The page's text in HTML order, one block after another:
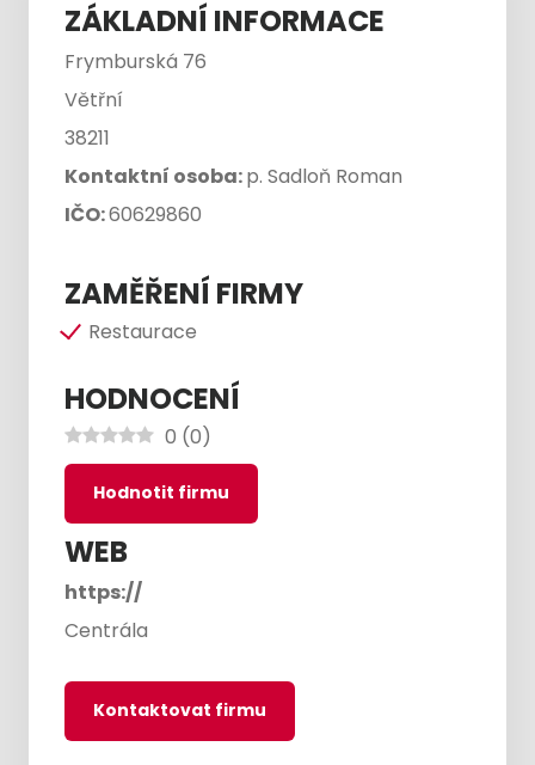
ZÁKLADNÍ INFORMACE
Frymburská 76
Větřní
38211
Kontaktní osoba:p. Sadloň Roman
IČO:60629860
ZAMĚŘENÍ FIRMY
Restaurace
HODNOCENÍ
0 (0)
Hodnotit firmu
WEB
https://
Centrála
Kontaktovat firmu